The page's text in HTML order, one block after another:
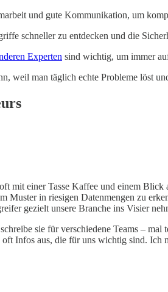
und gute Kommunikation, um
schneller zu entdecken und die
Experten sind wichtig, um immer
weil man täglich echte Probleme löst
mit einer Tasse Kaffee und einem
Muster in riesigen Datenmengen zu
gezielt unsere Branche ins Visier
sie für verschiedene Teams –
Infos aus, die für uns wichtig sind. Ich